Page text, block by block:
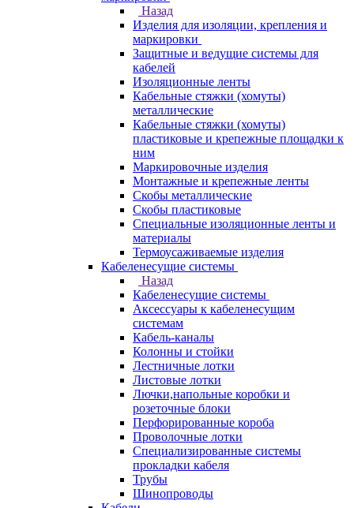
Назад
Изделия для изоляции, крепления и
маркировки
Защитные и ведущие системы для
кабелей
Изоляционные ленты
Кабельные стяжки (хомуты)
металлические
Кабельные стяжки (хомуты)
пластиковые и крепежные площадки к
ним
Маркировочные изделия
Монтажные и крепежные ленты
Скобы металлические
Скобы пластиковые
Специальные изоляционные ленты и
материалы
Термоусаживаемые изделия
Кабеленесущие системы
Назад
Кабеленесущие системы
Аксессуары к кабеленесущим
системам
Кабель-каналы
Колонны и стойки
Лестничные лотки
Листовые лотки
Лючки,напольные коробки и
розеточные блоки
Перфорированные короба
Проволочные лотки
Специализированные системы
прокладки кабеля
Трубы
Шинопроводы